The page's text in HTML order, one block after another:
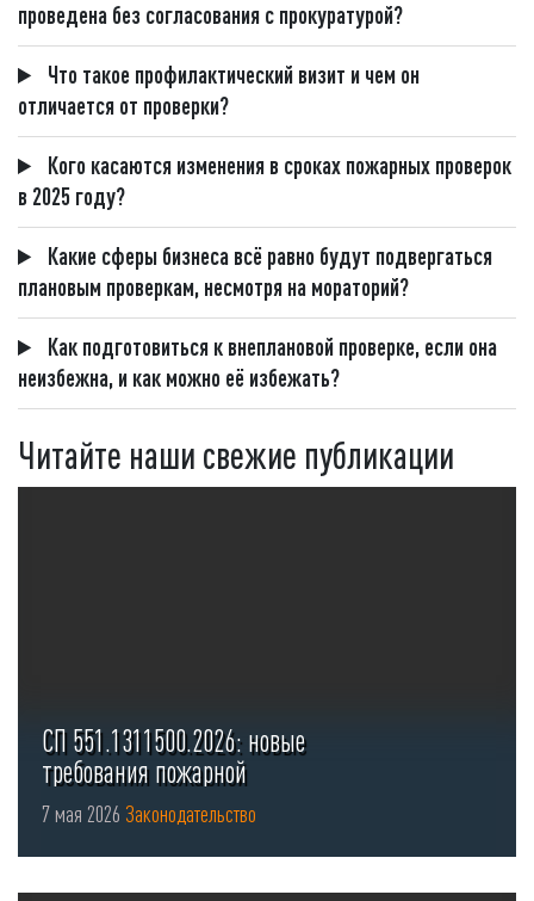
проведена без согласования с прокуратурой?
Что такое профилактический визит и чем он
отличается от проверки?
Кого касаются изменения в сроках пожарных проверок
в 2025 году?
Какие сферы бизнеса всё равно будут подвергаться
плановым проверкам, несмотря на мораторий?
Как подготовиться к внеплановой проверке, если она
неизбежна, и как можно её избежать?
Читайте наши свежие публикации
СП 551.1311500.2026: новые
требования пожарной
безопасности для стоянок ...
7 мая 2026 Законодательство